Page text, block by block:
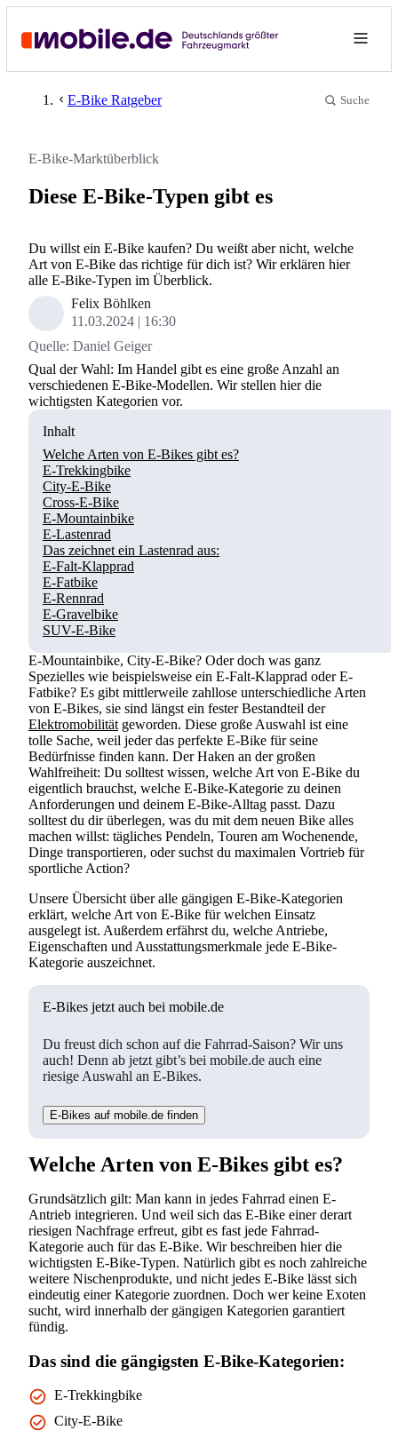
E-Bike Ratgeber Suche
E-Bike-Marktüberblick
Diese E-Bike-Typen gibt es
Du willst ein E-Bike kaufen? Du weißt aber nicht, welche
Art von E-Bike das richtige für dich ist? Wir erklären hier
alle E-Bike-Typen im Überblick.
Felix Böhlken
11.03.2024
16:30
Inhalt
Welche Arten von E-Bikes gibt es?
E-Trekkingbike
City-E-Bike
Cross-E-Bike
E-Mountainbike
E-Lastenrad
Das zeichnet ein Lastenrad aus:
E-Falt-Klapprad
E-Fatbike
E-Rennrad
E-Gravelbike
SUV-E-Bike
Quelle: Daniel Geiger
Qual der Wahl: Im Handel gibt es eine große Anzahl an
verschiedenen E-Bike-Modellen. Wir stellen hier die
wichtigsten Kategorien vor.
E-Mountainbike, City-E-Bike? Oder doch was ganz
Spezielles wie beispielsweise ein E-Falt-Klapprad oder E-
Fatbike? Es gibt mittlerweile zahllose unterschiedliche Arten
von E-Bikes, sie sind längst ein fester Bestandteil der
Elektromobilität geworden. Diese große Auswahl ist eine
tolle Sache, weil jeder das perfekte E-Bike für seine
Bedürfnisse finden kann. Der Haken an der großen
Wahlfreiheit: Du solltest wissen, welche Art von E-Bike du
eigentlich brauchst, welche E-Bike-Kategorie zu deinen
Anforderungen und deinem E-Bike-Alltag passt. Dazu
solltest du dir überlegen, was du mit dem neuen Bike alles
machen willst: tägliches Pendeln, Touren am Wochenende,
Dinge transportieren, oder suchst du maximalen Vortrieb für
sportliche Action?
Unsere Übersicht über alle gängigen E-Bike-Kategorien
erklärt, welche Art von E-Bike für welchen Einsatz
ausgelegt ist. Außerdem erfährst du, welche Antriebe,
Eigenschaften und Ausstattungsmerkmale jede E-Bike-
Kategorie auszeichnet.
E-Bikes jetzt auch bei mobile.de
Du freust dich schon auf die Fahrrad-Saison? Wir uns
auch! Denn ab jetzt gibt’s bei mobile.de auch eine
riesige Auswahl an E-Bikes.
E-Bikes auf mobile.de finden
Welche Arten von E-Bikes gibt es?
Grundsätzlich gilt: Man kann in jedes Fahrrad einen E-
Antrieb integrieren. Und weil sich das E-Bike einer derart
riesigen Nachfrage erfreut, gibt es fast jede Fahrrad-
Kategorie auch für das E-Bike. Wir beschreiben hier die
wichtigsten E-Bike-Typen. Natürlich gibt es noch zahlreiche
weitere Nischenprodukte, und nicht jedes E-Bike lässt sich
eindeutig einer Kategorie zuordnen. Doch wer keine Exoten
sucht, wird innerhalb der gängigen Kategorien garantiert
fündig.
Das sind die gängigsten E-Bike-Kategorien:
E-Trekkingbike
City-E-Bike